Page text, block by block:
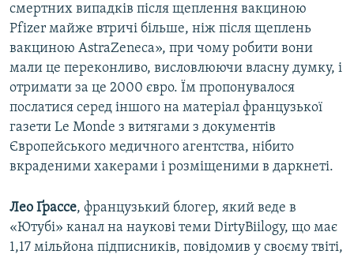
смертних випадків після щеплення вакциною
Pfizer майже втричі більше, ніж після щеплень
вакциною AstraZeneca», при чому робити вони
мали це переконливо, висловлюючи власну думку, і
отримати за це 2000 євро. Їм пропонувалося
послатися серед іншого на матеріал французької
газети Le Monde з витягами з документів
Європейського медичного агентства, нібито
вкраденими хакерами і розміщеними в даркнеті.
Лео Ґрассе, французький блогер, який веде в
«Ютубі» канал на наукові теми DirtyBiilogy, що має
1,17 мільйона підписників, повідомив у своєму твіті,